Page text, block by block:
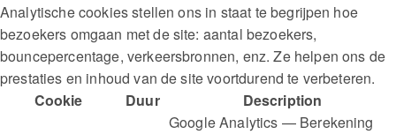
Analytische cookies stellen ons in staat te begrijpen hoe
bezoekers omgaan met de site: aantal bezoekers,
bouncepercentage, verkeersbronnen, enz. Ze helpen ons de
prestaties en inhoud van de site voortdurend te verbeteren.
Cookie
Duur Description
Google Analytics — Berekening